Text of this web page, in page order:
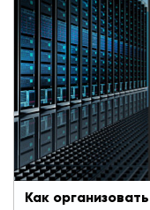
Как
Российский
на 20% по
Что это значит
дальнейшему
Здесь есть
сегменте